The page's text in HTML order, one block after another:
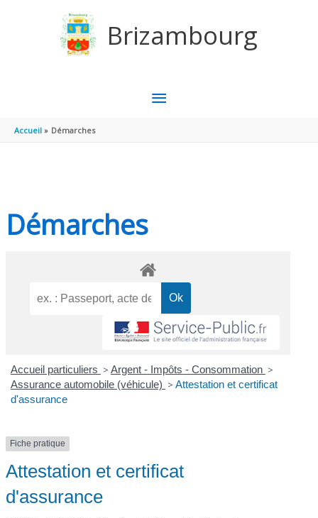
Brizambourg
MENU
Accueil Démarches
Démarches
Accueil particuliers > Argent - Impôts - Consommation >
Assurance automobile (véhicule) > Attestation et certificat
d'assurance
Fiche pratique
Attestation et certificat
d'assurance